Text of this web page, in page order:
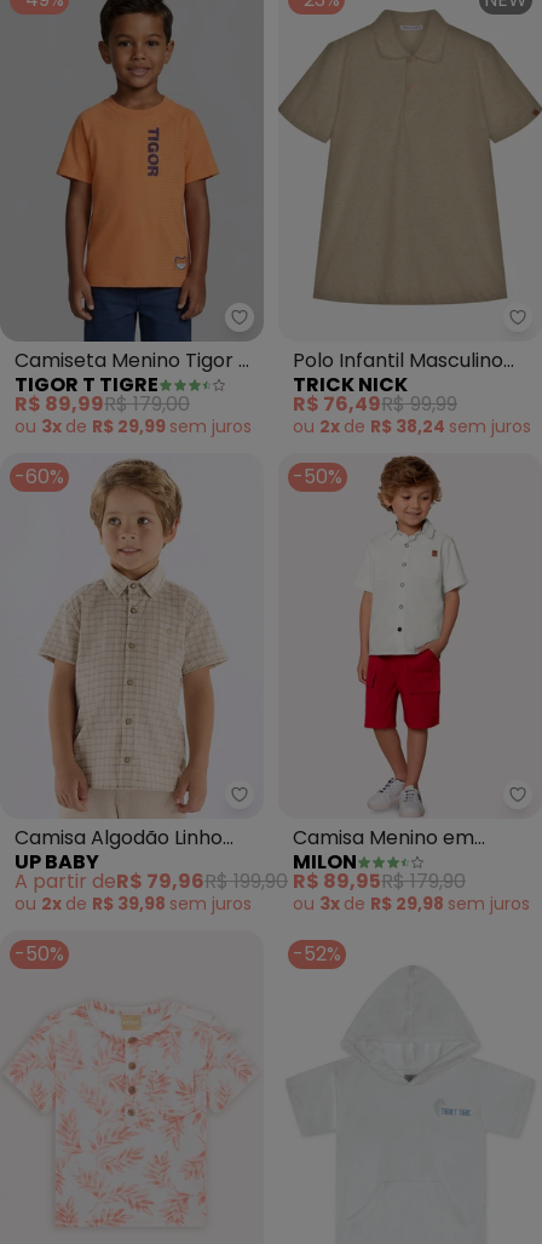
Tigor T Tigre - Camiseta
Camiseta Menino Tigor T.
Tigre (Laranja)
TIGOR T TIGRE
R$ 89,99R$ 179,00
ou 3x de R$ 29,99 sem juros
Polo Infantil Masculino
Meia Malha (Marrom)
TRICK NICK
R$ 76,49R$ 99,99
ou 2x de R$ 38,24 sem juros
-60%
Up Baby - Camisa Algodão
Camisa Algodão Linho
Xadrez (Bege)
UP BABY
A partir deR$ 79,96R$ 199,90
ou 2x de R$ 39,98 sem juros
-50%
Camisa Menino em
Cambraia Milon (Off
White)
MILON
R$ 89,95R$ 179,90
ou 3x de R$ 29,98 sem juros
-50% -52%